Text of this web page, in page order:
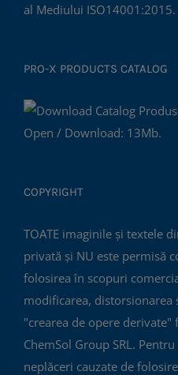
al Mediului ISO14001:2015.
PRO-X PRODUCTS CATALOG
Open / Download: 13Mb.
COPYRIGHT
TOATE imaginile și textele
privată și NU este permisă
folosirea în scopuri
modificarea, distorsionarea
"crearea de opere derivate"
ChemSol Group SRL.
neplăceri cauzate de